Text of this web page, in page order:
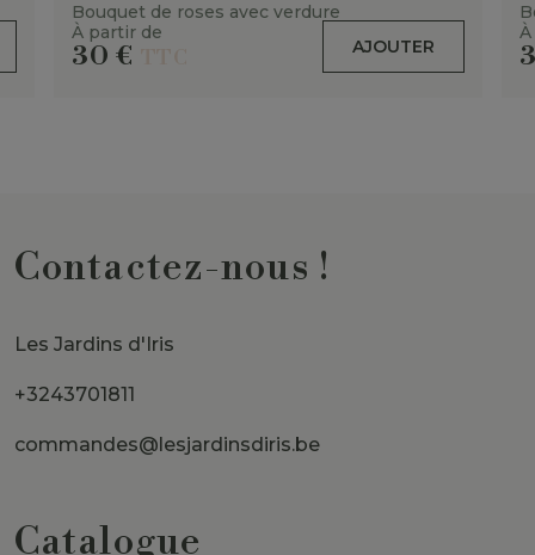
Bouquet de roses avec verdure
À partir de
30 € AJOUTER
Contactez-nous !
Les Jardins d'Iris
+3243701811
commandes@lesjardinsdiris.be
Catalogue